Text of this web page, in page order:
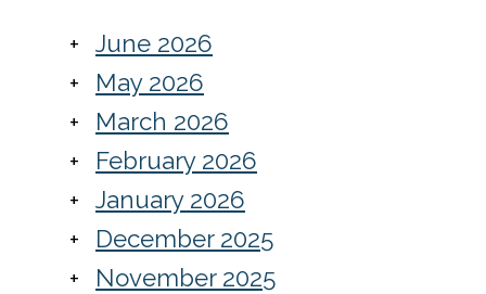
June 2026
May 2026
March 2026
February 2026
January 2026
December 2025
November 2025